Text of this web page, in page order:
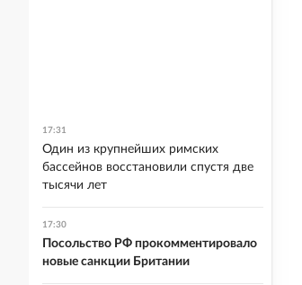
17:31
Один из крупнейших римских
бассейнов восстановили спустя две
тысячи лет
17:30
Посольство РФ прокомментировало
новые санкции Британии